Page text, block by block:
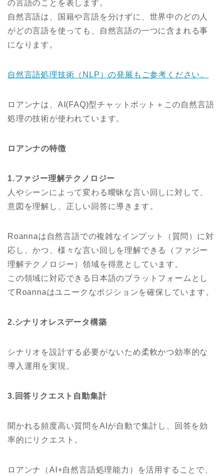
の言語のことを表します。
自然言語は、国籍や言語を分けずに、世界中のどの人
がどの言語を使っても、自然言語の一つに含まれる事
になります。
自然言語処理技術（NLP）の発展もご参考ください。
ロアンナは、AI(FAQ)型チャットボット＋この自然言語
処理の技術が使われています。
ロアンナの特徴
1.ファジー理解テクノロジー
人やシーンによって変わる曖昧な言い回しに対して、
意図を理解し、正しい回答に導きます。
Roannaは自然言語での複雑なインプット（質問）に対
応し、かつ、様々な言い回しを理解できる（ファジー
理解テクノロジー）領域を得意としています。
この領域に対応できる日本語のプラットフォームとし
てRoannaはユニークなポジションを確保しています。
2.シナリオレスデータ構築
シナリオを設計する必要がないため柔軟かつ効率的な
導入運用を実現。
3.回答リクエスト自動集計
聞かれる頻度高い質問をAIが自動で集計し、回答を効
率的にリクエスト。
ロアンナ（AI+自然言語処理能力）を活用することで、